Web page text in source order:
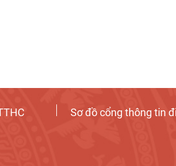
Sơ đồ cổng thông tin